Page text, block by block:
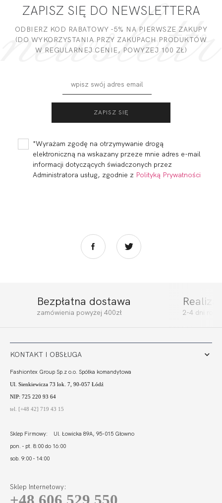
ZAPISZ SIĘ DO NEWSLETTERA
ODBIERZ KOD RABATOWY -5% NA PIERWSZE ZAKUPY
(DO WYKORZYSTANIA PRZY ZAKUPACH PRODUKTÓW
W REGULARNEJ CENIE, POWYZEJ 100 ZŁ)
*Wyrażam zgodę na otrzymywanie drogą
elektroniczną na wskazany przeze mnie adres e-mail
informacji dotyczących świadczonych przez
Administratora usług, zgodnie z Polityką Prywatności
Bezpłatna dostawa
zamówienia powyżej 400zł 2-4 dni
KONTAKT I OBSŁUGA
Fashiontex Group Sp.z o.o. Spółka komandytowa
Ul. Sienkiewicza 73 lok. 7, 90-057 Łódź
NIP: 725 220 93 64
tel. [+48 42] 719 43 15
Sklep Firmowy: Ul. Łowicka 89A, 95-015 Głowno
pon. - pt. 8:00 do 16:00
sob. 9:00 - 14:00
Sklep Internetowy: